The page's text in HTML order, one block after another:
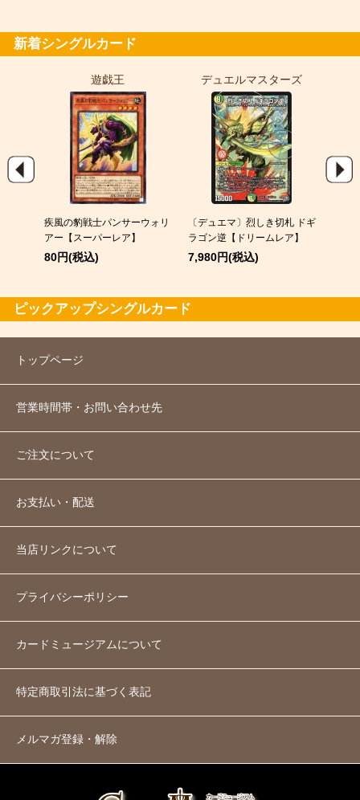
新着シングルカード
遊戯王
疾風の豹戦士パンサーウォリ
アー【スーパーレア】
80円(税込)
デュエルマスターズ
〔デュエマ〕烈しき切札 ドギ
ラゴン逆【ドリームレア】
7,980円(税込)
ピックアップシングルカード
トップページ
営業時間帯・お問い合わせ先
ご注文について
お支払い・配送
当店リンクについて
プライバシーポリシー
カードミュージアムについて
特定商取引法に基づく表記
メルマガ登録・解除